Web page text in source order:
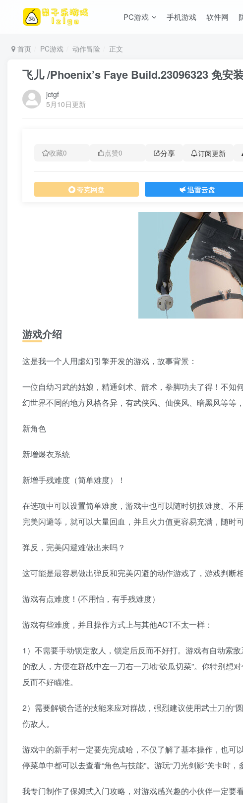
PC游戏 手机游戏 软件网
首页 PC游戏 动作冒险 正文
飞儿 /Phoenix’s Faye Build.23096323 免安
jctgf
5月10日更新
收藏0 点赞0 分享 订阅更新
夸克网盘 迅雷云盘
游戏介绍
这是我一个人用虛幻引擎开发的游戏，故事背景：
一位自幼习武的姑娘，精通剑术、箭术，拳脚功夫了得！不
幻世界不同的地方风格各异，有武侠风、仙侠风、暗黑风等等
新角色
新增爆衣系统
新增手残难度（简单难度）！
在选项中可以设置简单难度，游戏中也可以随时切换难度。不
完美闪避等，就可以大量回血，并且火力值更容易充满，随时
弹反，完美闪避难做出来吗？
这可能是最容易做出弹反和完美闪避的动作游戏了，游戏判断
游戏有点难度！(不用怕，有手残难度）
游戏有些难度，并且操作方式上与其他ACT不太一样：
1）不需要手动锁定敌人，锁定后反而不好打。游戏有自动索
的敌人，方便在群战中左一刀右一刀地“砍瓜切菜”。你特别
反而不好瞄准。
2）需要解锁合适的技能来应对群战，强烈建议使用武士刀的“
伤敌人。
游戏中的新手村一定要先完成哈，不仅了解了基本操作，也
停菜单中都可以去查看“角色与技能”。游玩“刀光剑影”关卡时，
我专门制作了保姆式入门攻略，对游戏感兴趣的小伙伴一定要看